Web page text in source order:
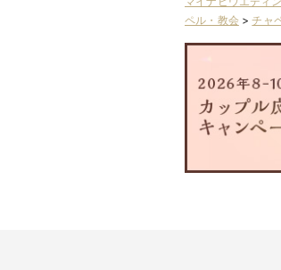
ペル・教会>チャ